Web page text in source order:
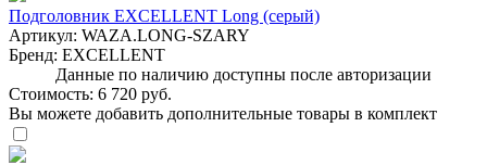
Подголовник EXCELLENT Long (серый)
Артикул: WAZA.LONG-SZARY
Бренд: EXCELLENT
Данные по наличию доступны после авторизации
Стоимость: 6 720 руб.
Вы можете добавить дополнительные товары в комплект